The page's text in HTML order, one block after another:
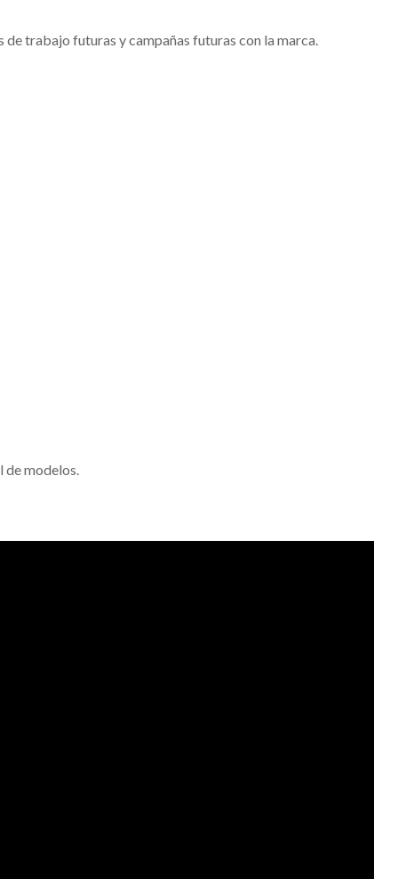
trabajo futuras y campañas futuras con la marca.
de modelos.